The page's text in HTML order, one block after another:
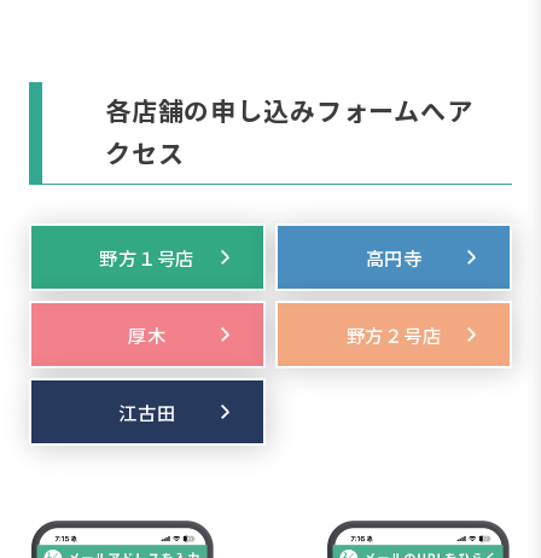
各店舗の申し込みフォームへア
クセス
野方１号店 高円寺
厚木 野方２号店
江古田